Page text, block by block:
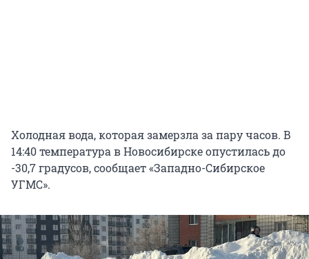
Холодная вода, которая замерзла за пару часов. В
14:40 температура в Новосибирске опустилась до
-30,7 градусов, сообщает «Западно-Сибирское
УГМС».